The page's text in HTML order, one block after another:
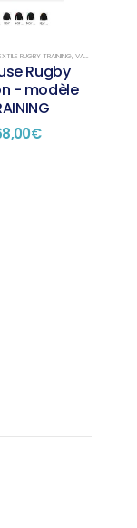
RUGBY TRAINING, VAREUSES
Rugby
- modèle
€